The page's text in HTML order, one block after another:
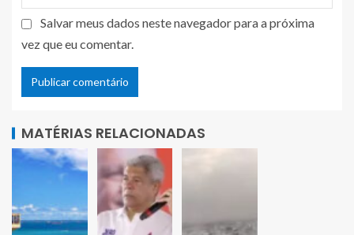
Salvar meus dados neste navegador para a próxima
vez que eu comentar.
MATÉRIAS RELACIONADAS